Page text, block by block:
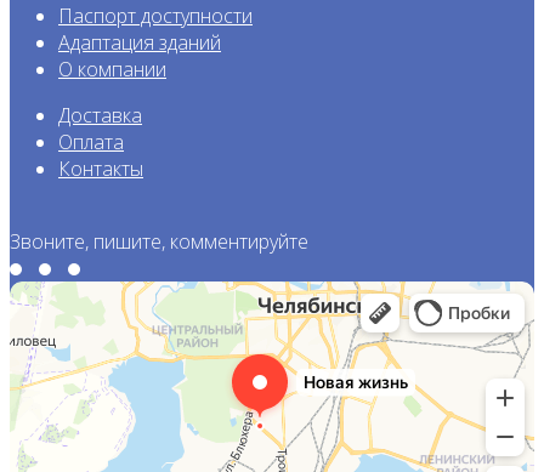
Паспорт доступности
Адаптация зданий
О компании
Доставка
Оплата
Контакты
Звоните, пишите, комментируйте